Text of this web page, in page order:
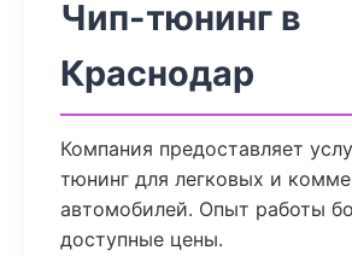
Чип-тюнинг в
Краснодар
Компания предоставляет
тюнинг для легковых и
автомобилей. Опыт работы
доступные цены.